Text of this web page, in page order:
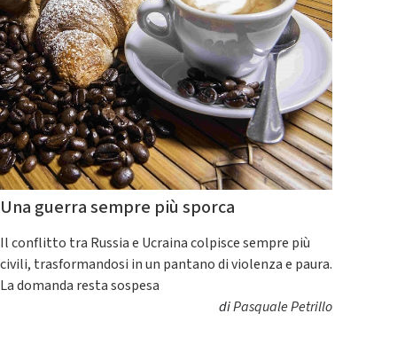
Una guerra sempre più sporca
Il conflitto tra Russia e Ucraina colpisce sempre più
civili, trasformandosi in un pantano di violenza e paura.
La domanda resta sospesa
diPasquale Petrillo